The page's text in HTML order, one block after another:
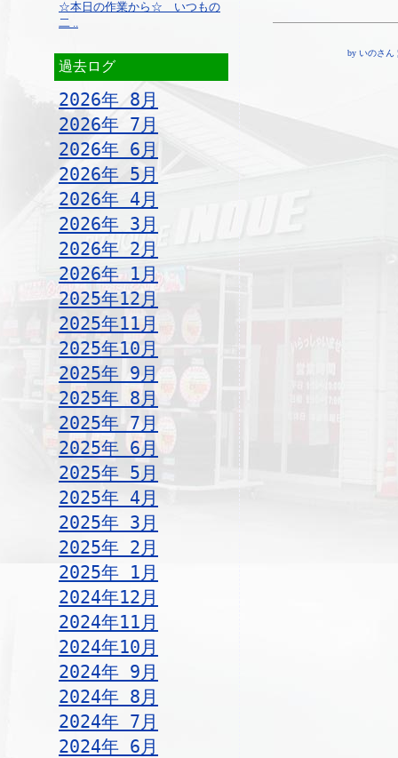
☆本日の作業から☆ いつもの
二 ..
過去ログ
2026年 8月
2026年 7月
2026年 6月
2026年 5月
2026年 4月
2026年 3月
2026年 2月
2026年 1月
2025年12月
2025年11月
2025年10月
2025年 9月
2025年 8月
2025年 7月
2025年 6月
2025年 5月
2025年 4月
2025年 3月
2025年 2月
2025年 1月
2024年12月
2024年11月
2024年10月
2024年 9月
2024年 8月
2024年 7月
2024年 6月
by いのさん